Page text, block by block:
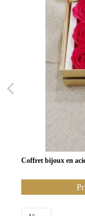
Coffret bijoux en